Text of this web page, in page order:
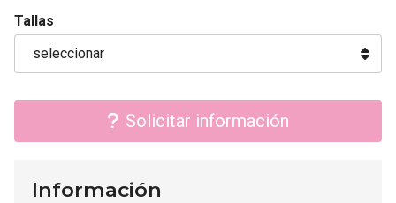
Tallas
Solicitar información
Información